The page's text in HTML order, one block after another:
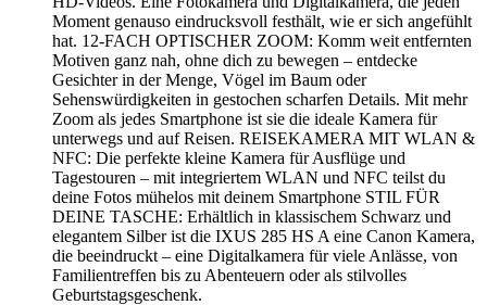
Moment genauso eindrucksvoll festhält, wie er sich angefühlt
hat. 12-FACH OPTISCHER ZOOM: Komm weit entfernten
Motiven ganz nah, ohne dich zu bewegen – entdecke
Gesichter in der Menge, Vögel im Baum oder
Sehenswürdigkeiten in gestochen scharfen Details. Mit mehr
Zoom als jedes Smartphone ist sie die ideale Kamera für
unterwegs und auf Reisen. REISEKAMERA MIT WLAN &
NFC: Die perfekte kleine Kamera für Ausflüge und
Tagestouren – mit integriertem WLAN und NFC teilst du
deine Fotos mühelos mit deinem Smartphone STIL FÜR
DEINE TASCHE: Erhältlich in klassischem Schwarz und
elegantem Silber ist die IXUS 285 HS A eine Canon Kamera,
die beeindruckt – eine Digitalkamera für viele Anlässe, von
Familientreffen bis zu Abenteuern oder als stilvolles
Geburtstagsgeschenk.